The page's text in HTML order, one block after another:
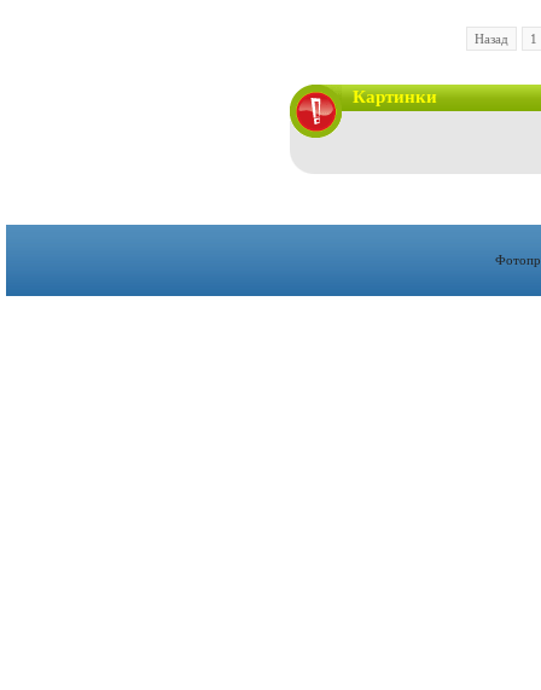
Назад 1
Картинки